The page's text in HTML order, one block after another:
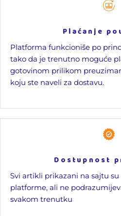
Plaćanje
Platforma funkcioniše po
tako da je trenutno moguće
gotovinom prilikom
koju ste naveli za dostavu.
Dostupnost
Svi artikli prikazani na sajtu
platforme, ali ne
svakom trenutku